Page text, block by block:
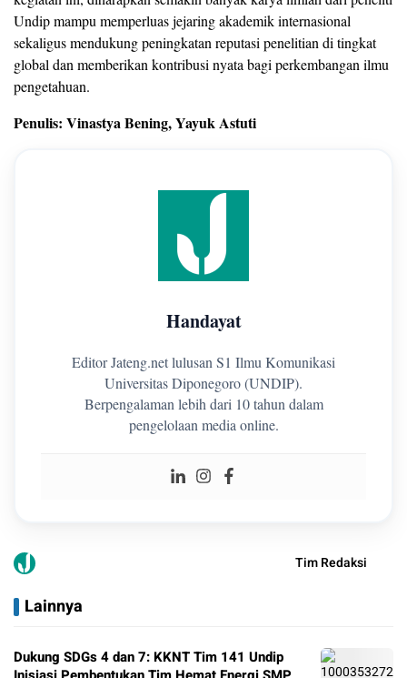
Undip mampu memperluas jejaring akademik internasional
sekaligus mendukung peningkatan reputasi penelitian di tingkat
global dan memberikan kontribusi nyata bagi perkembangan ilmu
pengetahuan.
Penulis: Vinastya Bening, Yayuk Astuti
Handayat
Editor Jateng.net lulusan S1 Ilmu Komunikasi
Universitas Diponegoro (UNDIP).
Berpengalaman lebih dari 10 tahun dalam
pengelolaan media online.
Tim Redaksi
Lainnya
Dukung SDGs 4 dan 7: KKNT Tim 141 Undip